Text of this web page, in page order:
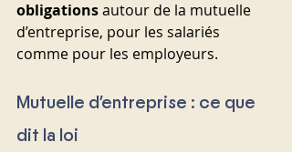
obligations autour de la mutuelle
d’entreprise, pour les salariés
comme pour les employeurs.
Mutuelle d’entreprise : ce que
dit la loi